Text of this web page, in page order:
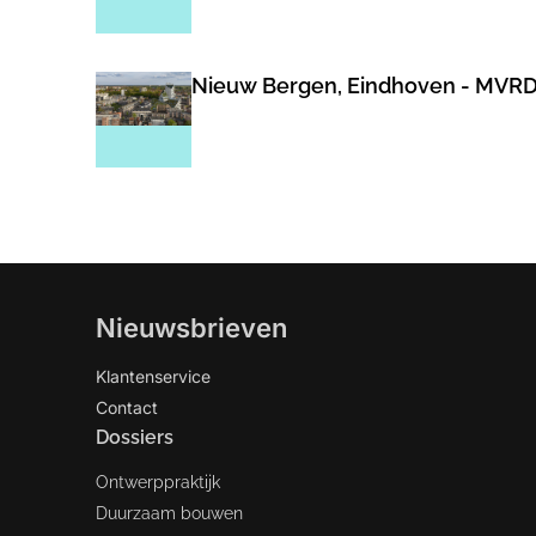
Nieuw Bergen, Eindhoven -
Nieuwsbrieven
Klantenservice
Contact
Dossiers
Ontwerppraktijk
Duurzaam bouwen